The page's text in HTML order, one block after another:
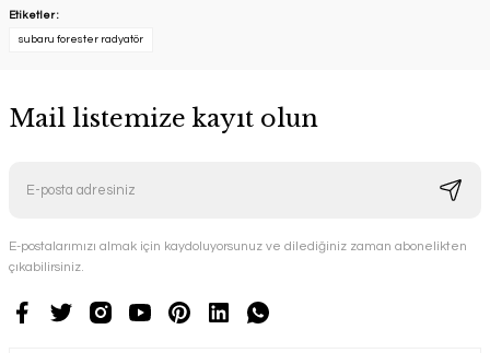
Etiketler :
subaru forester radyatör
Mail listemize kayıt olun
E-postalarımızı almak için kaydoluyorsunuz ve dilediğiniz zaman abonelikten
çıkabilirsiniz.